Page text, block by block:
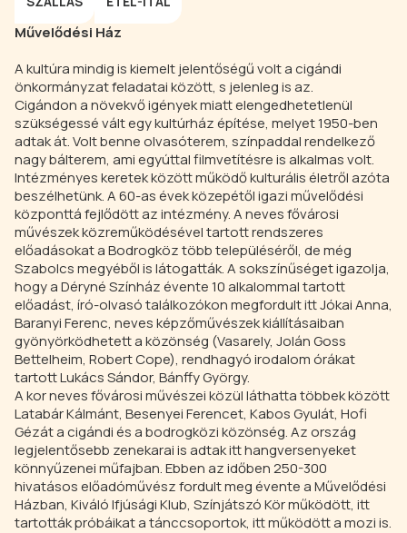
Művelődési Ház
A kultúra mindig is kiemelt jelentőségű volt a cigándi
önkormányzat feladatai között, s jelenleg is az.
Cigándon a növekvő igények miatt elengedhetetlenül
szükségessé vált egy kultúrház építése, melyet 1950-ben
adtak át. Volt benne olvasóterem, színpaddal rendelkező
nagy bálterem, ami egyúttal filmvetítésre is alkalmas volt.
Intézményes keretek között működő kulturális életről azóta
beszélhetünk. A 60-as évek közepétől igazi művelődési
központtá fejlődött az intézmény. A neves fővárosi
művészek közreműködésével tartott rendszeres
előadásokat a Bodrogköz több településéről, de még
Szabolcs megyéből is látogatták. A sokszínűséget igazolja,
hogy a Déryné Színház évente 10 alkalommal tartott
előadást, író-olvasó találkozókon megfordult itt Jókai Anna,
Baranyi Ferenc, neves képzőművészek kiállításaiban
gyönyörködhetett a közönség (Vasarely, Jolán Goss
Bettelheim, Robert Cope), rendhagyó irodalom órákat
tartott Lukács Sándor, Bánffy György.
A kor neves fővárosi művészei közül láthatta többek között
Latabár Kálmánt, Besenyei Ferencet, Kabos Gyulát, Hofi
Gézát a cigándi és a bodrogközi közönség. Az ország
legjelentősebb zenekarai is adtak itt hangversenyeket
könnyűzenei műfajban. Ebben az időben 250-300
hivatásos előadóművész fordult meg évente a Művelődési
Házban, Kiváló Ifjúsági Klub, Színjátszó Kör működött, itt
tartották próbáikat a tánccsoportok, itt működött a mozi is.